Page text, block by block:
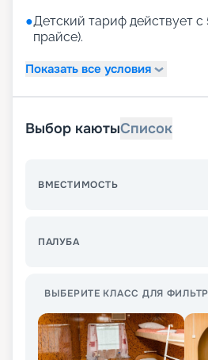
●Детский тариф действует с
прайсе).
Показать все условия
Выбор каютыСписок
ВМЕСТИМОСТЬ
ПАЛУБА
ВЫБЕРИТЕ КЛАСС ДЛЯ